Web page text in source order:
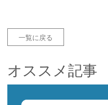
一覧に戻る
オススメ記事